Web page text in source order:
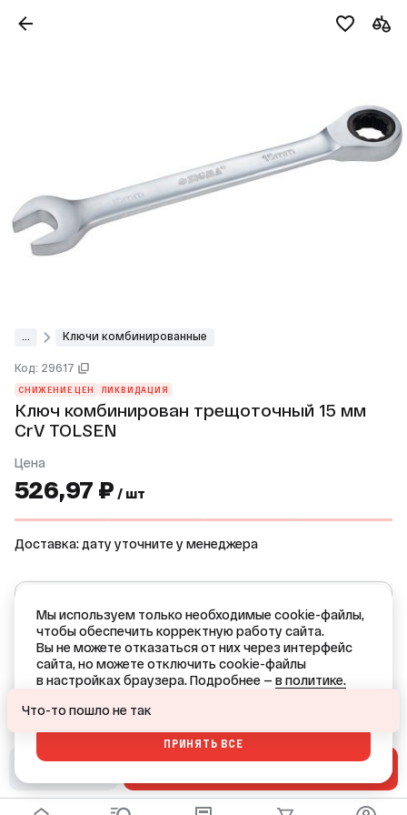
Ключи комбинированные
Код: 29617
СНИЖЕНИЕ ЦЕН ЛИКВИДАЦИЯ
Ключ комбинирован трещоточный 15 мм
CrV TOLSEN
Цена
526,97 ₽ / шт
Доставка: дату уточните у менеджера
Все товары бренда
КИТАЙ — страна производства
Ваш город — Краснодар?
Мы используем только необходимые cookie-файлы,
чтобы обеспечить корректную работу сайта.
Вы не можете отказаться от них через интерфейс
сайта, но можете отключить cookie-файлы
в настройках браузера. Подробнее — в политике.
ПРИНЯТЬ ВСЕ
Что-то пошло не так